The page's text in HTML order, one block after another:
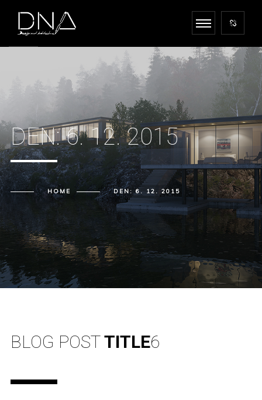
DEN:6. 12. 2015
HOME DEN:6. 12. 2015
BLOG POSTTITLE6